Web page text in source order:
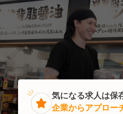
気になる求人は保
企業からアプロー